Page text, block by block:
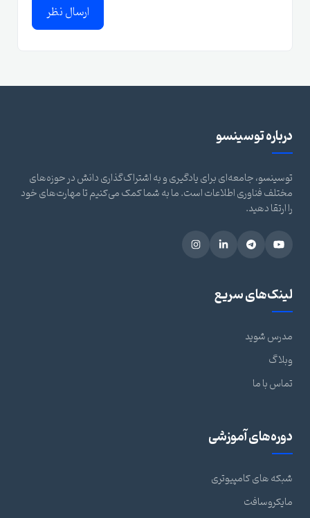
ارسال نظر
درباره توسینسو
توسینسو، جامعه‌ای برای یادگیری و به اشتراک‌گذاری دانش در حوزه‌های
مختلف فناوری اطلاعات است. ما به شما کمک می‌کنیم تا مهارت‌های خود
را ارتقا دهید.
لینک‌های سریع
مدرس شوید
وبلاگ
تماس با ما
دوره‌های آموزشی
شبکه های کامپیوتری
مایکروسافت